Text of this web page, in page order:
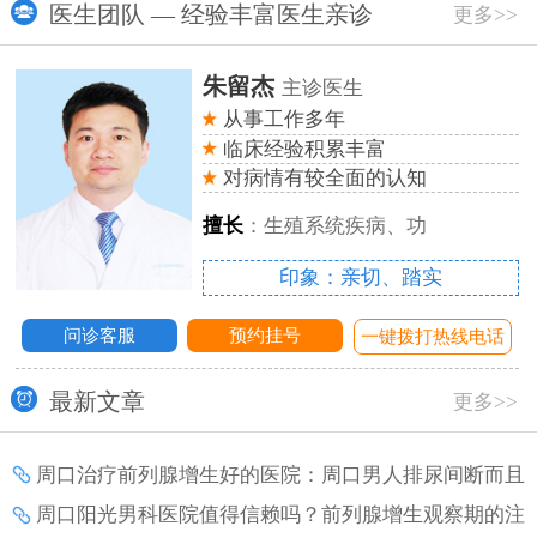
医生团队 — 经验丰富医生亲诊 更多>>
朱留杰 主诊医生
从事工作多年
临床经验积累丰富
对病情有较全面的认知
擅长：生殖系统疾病、功
印象：亲切、踏实
问诊客服 预约挂号 一键拨打热线电话
最新文章 更多>>
周口治疗前列腺增生好的医院：周口男人排尿间断而且
疼痛是怎么了？
周口阳光男科医院值得信赖吗？前列腺增生观察期的注